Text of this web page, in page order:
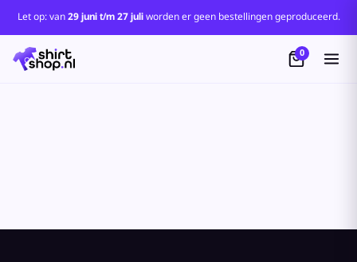
Let op: van29 juni t/m 27 juliworden er geen bestellingen geproduceerd.
0